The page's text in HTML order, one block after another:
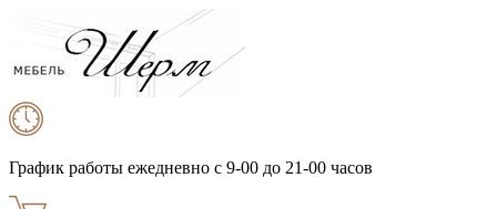
График работы ежедневно с 9-00 до 21-00 часов